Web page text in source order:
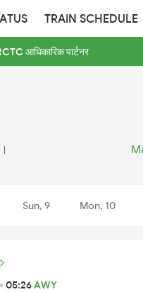
TRAIN SCHEDULE
आधिकारिक पार्टनर
Sun, 9 Mon, 10
05:26AWY